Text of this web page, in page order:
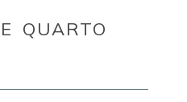
QUARTO